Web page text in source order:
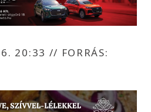
20:33 // FORRÁS: